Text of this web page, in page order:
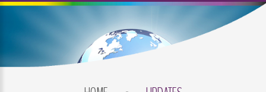
USUARIOS
IRIS